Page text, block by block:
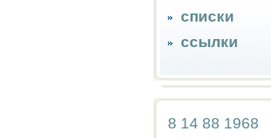
списки
ссылки
8 14 88 1968